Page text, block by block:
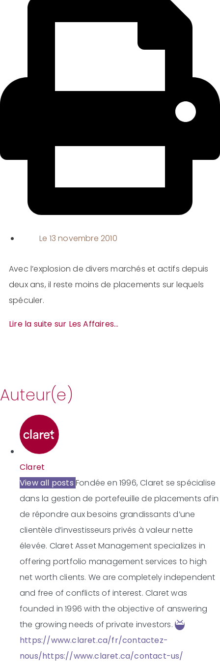
Le 13 novembre 2010
Avec l’explosion de divers marchés et actifs depuis
deux ans, il reste moins de placements sur lequels
spéculer.
Lire la suite sur Les Affaires…
Auteur(e)
Claret
View all posts Fondée en 1996, Claret se spécialise
dans la gestion de portefeuille de placements afin
de répondre aux besoins grandissants d’une
clientèle d’investisseurs privés à valeur nette
élevée. Claret Asset Management specializes in
offering portfolio management services to high
net worth clients. We are completely independent
and free of conflicts of interest. Claret was
founded in 1996 with the objective of answering
the growing needs of private investors.
https://www.claret.ca/fr/contactez-
nous/https://www.claret.ca/contact-us/